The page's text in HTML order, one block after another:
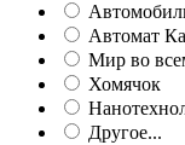
Автомат
Мир во
Хомячок
Другое...